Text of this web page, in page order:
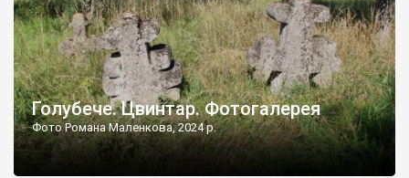
Голубече. Цвинтар. Фотогалерея
Фото Романа Маленкова, 2024 р.